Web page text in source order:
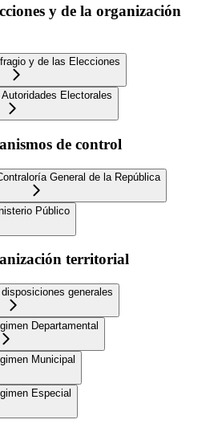
y de la organización
y de las Elecciones
Electorales
de control
General de la República
Público
territorial
generales
Departamental
Municipal
Especial